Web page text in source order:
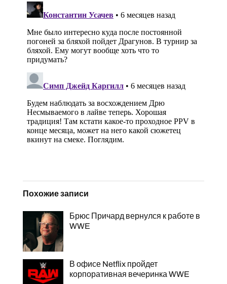
Похожие записи
Брюс Причард вернулся к работе в
WWE
В офисе Netflix пройдет
корпоративная вечеринка WWE